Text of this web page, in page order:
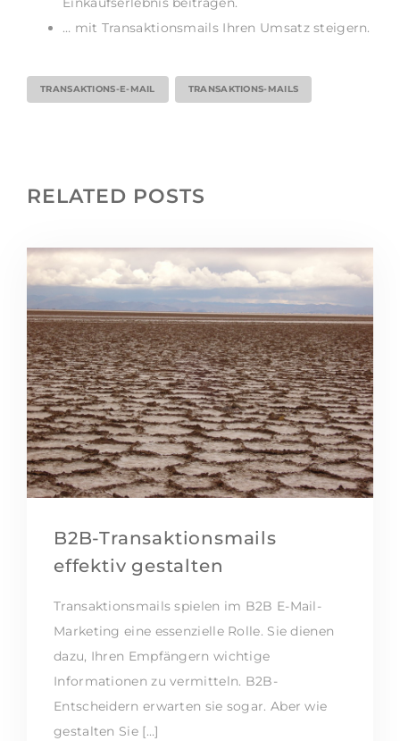
… mit Transaktionsmails Ihren Umsatz steigern.
TRANSAKTIONS-E-MAIL TRANSAKTIONS-MAILS
RELATED POSTS
B2B-Transaktionsmails
effektiv gestalten
Transaktionsmails spielen im B2B E-Mail-
Marketing eine essenzielle Rolle. Sie dienen
dazu, Ihren Empfängern wichtige
Informationen zu vermitteln. B2B-
Entscheidern erwarten sie sogar. Aber wie
gestalten Sie […]